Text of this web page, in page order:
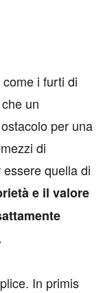
i furti di
un
per una
di
quella di
e il valore
In primis